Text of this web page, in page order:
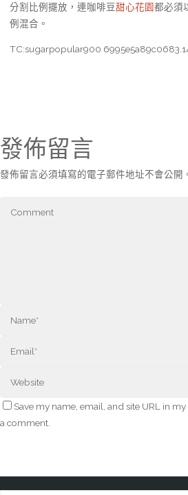
分割比例擺放，連咖啡豆甜心花園都必須
例混合。
TC:sugarpopular900
發佈留言
發佈留言必須填寫的電子郵件地址不會公開
Save my name, email, and site URL in
a comment.